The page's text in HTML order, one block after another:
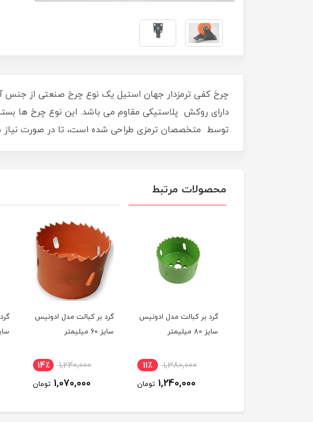
چرخ کفی ترمزدار جهان استیل یک نوع چرخ صنعتی از
دارای روکش پلاستیکی مقاوم می باشد. این نوع چرخ ها
توسط متخصصان ترمزی طراحی شده است، تا در صورت نیاز
محصولات مرتبط
گرد بر کبالت مدل ادونیس
سایز 80 میلیمتر
1,380,000 11٪
1,240,000 تومان
گرد بر کبالت مدل ادونیس
سایز 60 میلیمتر
1,240,000 14٪
1,070,000 تومان
سایز 35